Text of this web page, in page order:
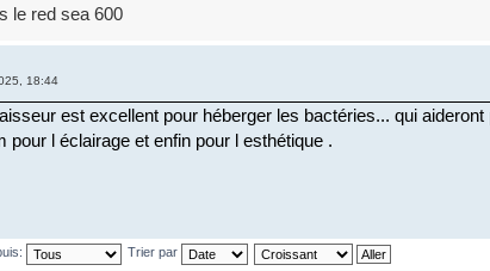
le red sea 600
18:44
est excellent pour héberger les bactéries... qui aideront
pour l éclairage et enfin pour l esthétique .
Trier par